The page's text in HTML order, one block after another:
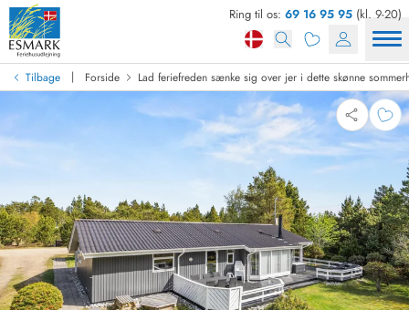
Ring til os: 69 16 95 95 (kl. 9-20)
Tilbage | Forside Lad feriefreden sænke sig over jer i dette skønne